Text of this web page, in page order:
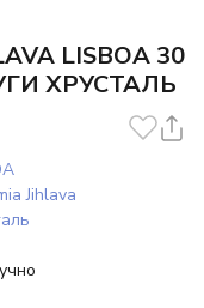
LISBOA 30
ХРУСТАЛЬ
Jihlava